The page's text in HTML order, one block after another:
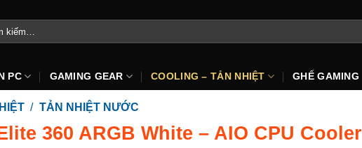
PC GAMING GEAR COOLING – TẢN NHIỆT GHẾ GAMING
/ TẢN NHIỆT NƯỚC
360 ARGB White – AIO CPU Cooler